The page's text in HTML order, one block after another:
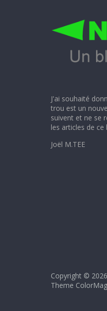
J'ai souhaité
trou est un
suivent et ne se
les articles de
Joël M.TEE
Copyright © 2026
Theme